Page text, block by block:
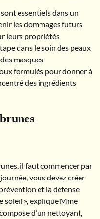
essentiels dans un
les dommages futurs
leurs propriétés
dans le soin des peaux
masques
formulés pour donner à
des ingrédients
il faut commencer par
vous devez créer
et la défense
soleil », explique Mme
d’un nettoyant,